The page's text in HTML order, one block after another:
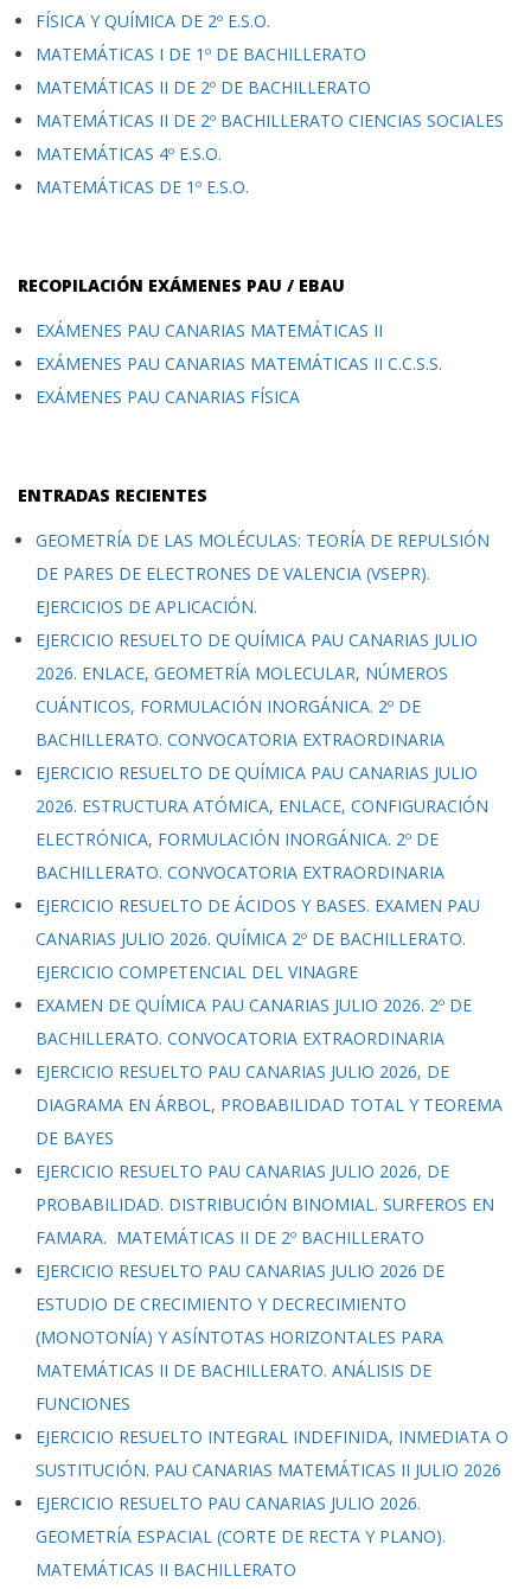
FÍSICA Y QUÍMICA DE 2º E.S.O.
MATEMÁTICAS I DE 1º DE BACHILLERATO
MATEMÁTICAS II DE 2º DE BACHILLERATO
MATEMÁTICAS II DE 2º BACHILLERATO CIENCIAS SOCIALES
MATEMÁTICAS 4º E.S.O.
MATEMÁTICAS DE 1º E.S.O.
RECOPILACIÓN EXÁMENES PAU / EBAU
EXÁMENES PAU CANARIAS MATEMÁTICAS II
EXÁMENES PAU CANARIAS MATEMÁTICAS II C.C.S.S.
EXÁMENES PAU CANARIAS FÍSICA
ENTRADAS RECIENTES
GEOMETRÍA DE LAS MOLÉCULAS: TEORÍA DE REPULSIÓN
DE PARES DE ELECTRONES DE VALENCIA (VSEPR).
EJERCICIOS DE APLICACIÓN.
EJERCICIO RESUELTO DE QUÍMICA PAU CANARIAS JULIO
2026. ENLACE, GEOMETRÍA MOLECULAR, NÚMEROS
CUÁNTICOS, FORMULACIÓN INORGÁNICA. 2º DE
BACHILLERATO. CONVOCATORIA EXTRAORDINARIA
EJERCICIO RESUELTO DE QUÍMICA PAU CANARIAS JULIO
2026. ESTRUCTURA ATÓMICA, ENLACE, CONFIGURACIÓN
ELECTRÓNICA, FORMULACIÓN INORGÁNICA. 2º DE
BACHILLERATO. CONVOCATORIA EXTRAORDINARIA
EJERCICIO RESUELTO DE ÁCIDOS Y BASES. EXAMEN PAU
CANARIAS JULIO 2026. QUÍMICA 2º DE BACHILLERATO.
EJERCICIO COMPETENCIAL DEL VINAGRE
EXAMEN DE QUÍMICA PAU CANARIAS JULIO 2026. 2º DE
BACHILLERATO. CONVOCATORIA EXTRAORDINARIA
EJERCICIO RESUELTO PAU CANARIAS JULIO 2026, DE
DIAGRAMA EN ÁRBOL, PROBABILIDAD TOTAL Y TEOREMA
DE BAYES
EJERCICIO RESUELTO PAU CANARIAS JULIO 2026, DE
PROBABILIDAD. DISTRIBUCIÓN BINOMIAL. SURFEROS EN
FAMARA. MATEMÁTICAS II DE 2º BACHILLERATO
EJERCICIO RESUELTO PAU CANARIAS JULIO 2026 DE
ESTUDIO DE CRECIMIENTO Y DECRECIMIENTO
(MONOTONÍA) Y ASÍNTOTAS HORIZONTALES PARA
MATEMÁTICAS II DE BACHILLERATO. ANÁLISIS DE
FUNCIONES
EJERCICIO RESUELTO INTEGRAL INDEFINIDA, INMEDIATA O
SUSTITUCIÓN. PAU CANARIAS MATEMÁTICAS II JULIO 2026
EJERCICIO RESUELTO PAU CANARIAS JULIO 2026.
GEOMETRÍA ESPACIAL (CORTE DE RECTA Y PLANO).
MATEMÁTICAS II BACHILLERATO